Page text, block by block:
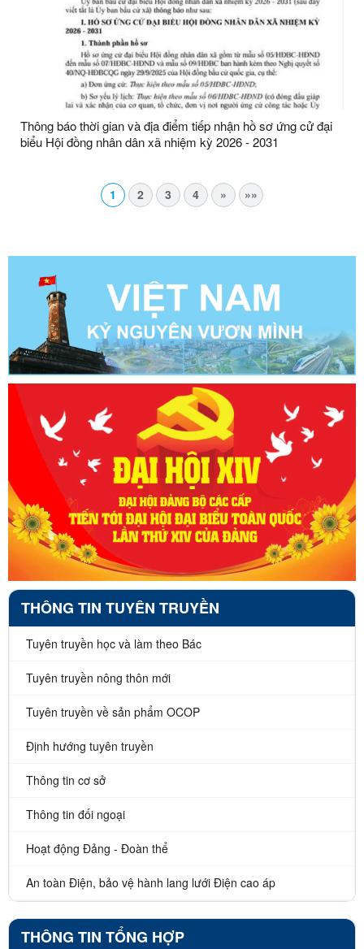
Thông báo thời gian và địa điểm tiếp nhận hồ sơ ứng cử đại
biểu Hội đồng nhân dân xã nhiệm kỳ 2026 - 2031
1 2 3 4 » »»
THÔNG TIN TUYÊN TRUYỀN
Tuyên truyền học và làm theo Bác
Tuyên truyền nông thôn mới
Tuyên truyền về sản phẩm OCOP
Định hướng tuyên truyền
Thông tin cơ sở
Thông tin đối ngoại
Hoạt động Đảng - Đoàn thể
An toàn Điện, bảo vệ hành lang lưới Điện cao áp
THÔNG TIN TỔNG HỢP